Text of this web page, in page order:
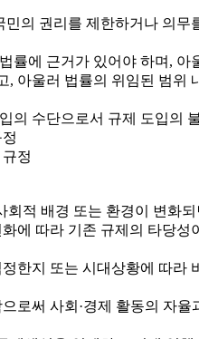
의 권리를 제한하거나 의
률에 근거가 있어야 하며,
아울러 법률의 위임된 범위
수단으로서 규제 도입의
정
적 배경 또는 환경이 변화
에 따라 기존 규제의 타당성
한지 또는 시대상황에 따
로써 사회·경제 활동의 자